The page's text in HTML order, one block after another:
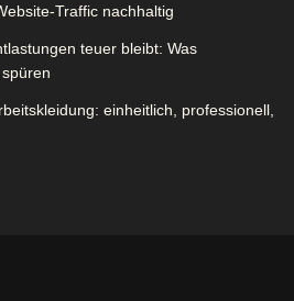
Traffic nachhaltig
teuer bleibt: Was
einheitlich, professionell,